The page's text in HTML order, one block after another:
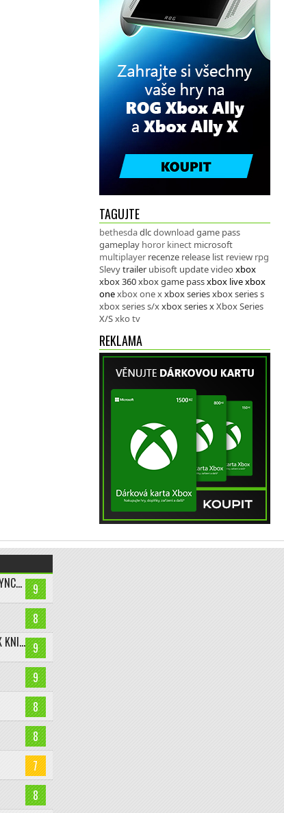
TAGUJTE
bethesdadlcdownload game pass
gameplay horor kinect microsoft
multiplayer recenze release list review rpg
Slevytrailer ubisoft updatevideo xbox
xbox 360xbox game passxbox livexbox
onexbox one xxbox seriesxbox series s
xbox series s/xxbox series xXbox Series
X/Sxko tv
REKLAMA
9
ASSASSIN’S CREED BLACK FLAG RESYNCED
8
9
LEGO BATMAN: LEGACY OF THE DARK KNIGHT
9
8
8
7
8